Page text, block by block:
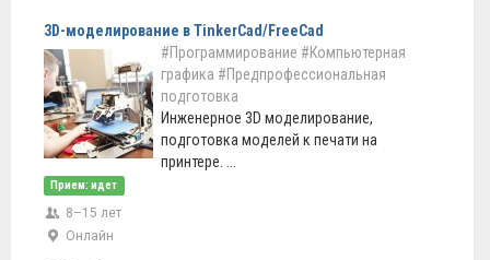
3D-моделирование в TinkerCad/FreeCad
#Программирование #Компьютерная
графика #Предпрофессиональная
подготовка
Инженерное 3D моделирование,
подготовка моделей к печати на
принтере. ...
Прием: идет
8–15 лет
Онлайн